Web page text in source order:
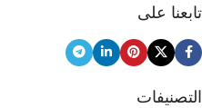
تابعنا على
التصنيفات